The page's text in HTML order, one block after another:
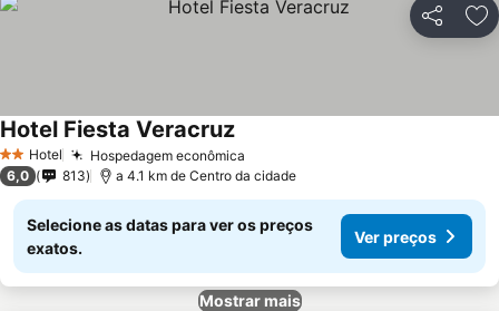
Partilhar
2 Estrelas
Hotel Hospedagem econômica
Hotel Fiesta VeracruzVer preços
6,0 813 a 4.1 km de Centro da cidade
Selecione as datas para ver os preços
exatos.
Ver preços
Mostrar mais